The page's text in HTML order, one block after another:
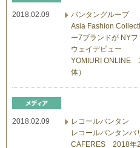
2018.02.09
バンタングループ
Asia Fashion
ー7ブランドが NY
ウェイデビュー
YOMIURI ONLINE
体）
2018.02.09
レコールバンタン
レコールバンタンバ
CAFERES 2018年